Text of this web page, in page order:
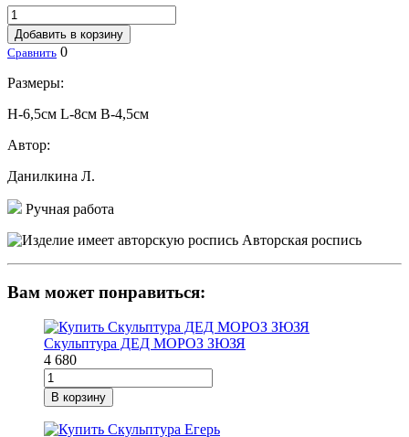
Добавить в корзину
Сравнить 0
Размеры:
Н-6,5см L-8см В-4,5см
Автор:
Данилкина Л.
Ручная работа
Авторская роспись
Вам может понравиться:
Скульптура ДЕД МОРОЗ ЗЮЗЯ
4 680
В корзину